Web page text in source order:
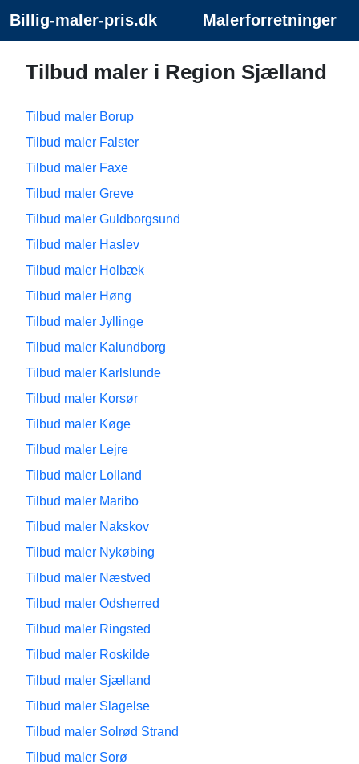
Billig-maler-pris.dk Malerforretninger
Tilbud maler i Region Sjælland
Tilbud maler Borup
Tilbud maler Falster
Tilbud maler Faxe
Tilbud maler Greve
Tilbud maler Guldborgsund
Tilbud maler Haslev
Tilbud maler Holbæk
Tilbud maler Høng
Tilbud maler Jyllinge
Tilbud maler Kalundborg
Tilbud maler Karlslunde
Tilbud maler Korsør
Tilbud maler Køge
Tilbud maler Lejre
Tilbud maler Lolland
Tilbud maler Maribo
Tilbud maler Nakskov
Tilbud maler Nykøbing
Tilbud maler Næstved
Tilbud maler Odsherred
Tilbud maler Ringsted
Tilbud maler Roskilde
Tilbud maler Sjælland
Tilbud maler Slagelse
Tilbud maler Solrød Strand
Tilbud maler Sorø